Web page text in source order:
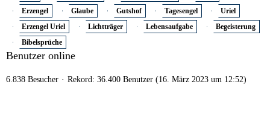
Erzengel
Glaube Gutshof Tagesengel
Uriel
Erzengel Uriel
Lichtträger Lebensaufgabe
Begeisterung
Bibelsprüche
Benutzer online
6.838 Besucher Rekord: 36.400 Benutzer (16. März 2023 um 12:52)